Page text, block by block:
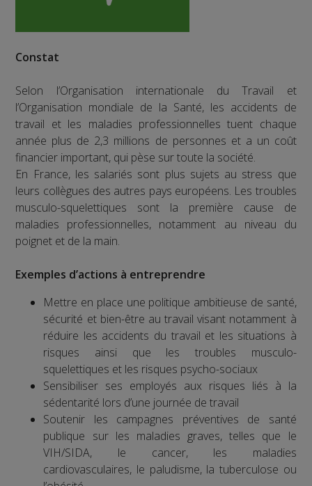
Constat
Selon l’Organisation internationale du Travail et
l’Organisation mondiale de la Santé, les accidents de
travail et les maladies professionnelles tuent chaque
année plus de 2,3 millions de personnes et a un coût
financier important, qui pèse sur toute la société.
En France, les salariés sont plus sujets au stress que
leurs collègues des autres pays européens. Les troubles
musculo-squelettiques sont la première cause de
maladies professionnelles, notamment au niveau du
poignet et de la main.
Exemples d’actions à entreprendre
Mettre en place une politique ambitieuse de santé,
sécurité et bien-être au travail visant notamment à
réduire les accidents du travail et les situations à
risques ainsi que les troubles musculo-
squelettiques et les risques psycho-sociaux
Sensibiliser ses employés aux risques liés à la
sédentarité lors d’une journée de travail
Soutenir les campagnes préventives de santé
publique sur les maladies graves, telles que le
VIH/SIDA, le cancer, les maladies
cardiovasculaires, le paludisme, la tuberculose ou